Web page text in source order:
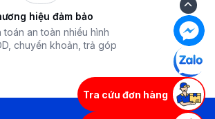
Tra cứu đơn hàng
hiệu đảm bảo
toán an toàn nhiều hình
chuyển khoản, trả góp